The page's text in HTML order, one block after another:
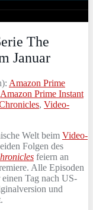
The
Januar
Amazon Prime
Amazon Prime Instant
, Video-
Welt beim Video-
Folgen des
feiern an
Alle Episoden
Tag nach US-
und